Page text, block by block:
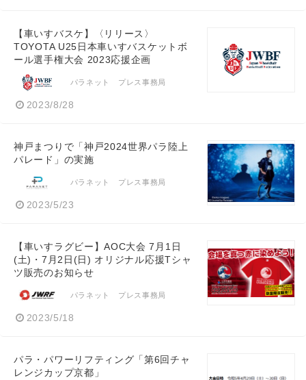
【車いすバスケ】〈リリース〉
TOYOTA U25日本車いすバスケットボ
ール選手権大会 2023応援企画
パラネット プレス事務局
2023/8/28
神戸まつりで「神戸2024世界パラ陸上
パレード」の実施
パラネット プレス事務局
2023/5/23
【車いすラグビー】AOC大会 7月1日
(土)・7月2日(日) オリジナル応援Tシャ
ツ販売のお知らせ
パラネット プレス事務局
2023/5/18
パラ・パワーリフティング「第6回チャ
レンジカップ京都」